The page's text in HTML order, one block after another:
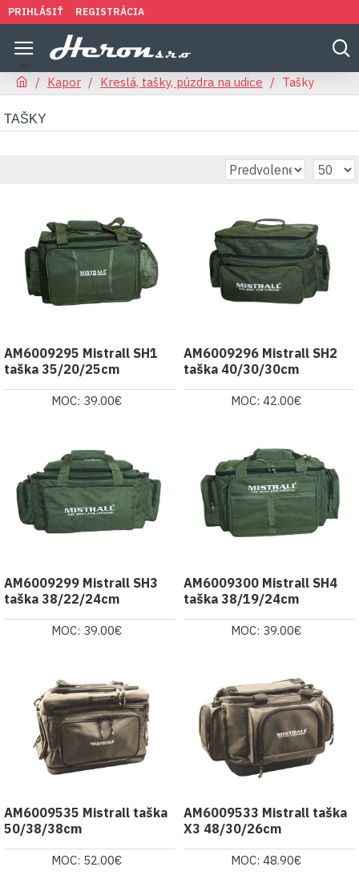
PRIHLÁSIŤ REGISTRÁCIA
Kapor Kreslá, tašky, púzdra na udice Tašky
TAŠKY
AM6009295 Mistrall SH1
taška 35/20/25cm
MOC: 39.00€
AM6009296 Mistrall SH2
taška 40/30/30cm
MOC: 42.00€
AM6009299 Mistrall SH3
taška 38/22/24cm
MOC: 39.00€
AM6009300 Mistrall SH4
taška 38/19/24cm
MOC: 39.00€
AM6009535 Mistrall taška
50/38/38cm
MOC: 52.00€
AM6009533 Mistrall taška
X3 48/30/26cm
MOC: 48.90€